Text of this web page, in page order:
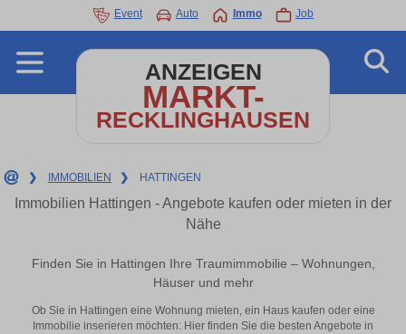
Event Auto Immo Job
ANZEIGEN
MARKT-
RECKLINGHAUSEN
❯ IMMOBILIEN ❯ HATTINGEN
Immobilien Hattingen - Angebote kaufen oder mieten in der
Nähe
Finden Sie in Hattingen Ihre Traumimmobilie – Wohnungen,
Häuser und mehr
Ob Sie in Hattingen eine Wohnung mieten, ein Haus kaufen oder eine
Immobilie inserieren möchten: Hier finden Sie die besten Angebote in